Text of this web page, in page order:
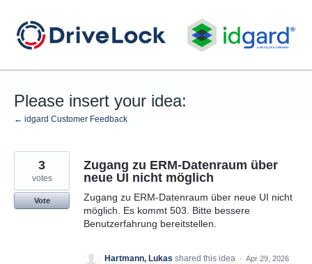
to
content
Please insert your idea:
← idgard Customer Feedback
Zugang zu ERM-Datenraum über
neue UI nicht möglich
Zugang zu ERM-Datenraum über neue UI nicht
möglich. Es kommt 503. Bitte bessere
Benutzerfahrung bereitstellen.
3
votes
Vote
Hartmann, Lukas shared this idea · Apr 29, 2026